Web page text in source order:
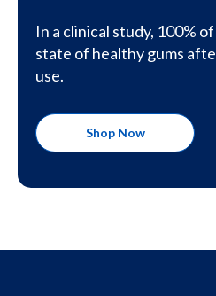
In a clinical study, 100%
state of healthy gums
use.
Shop Now